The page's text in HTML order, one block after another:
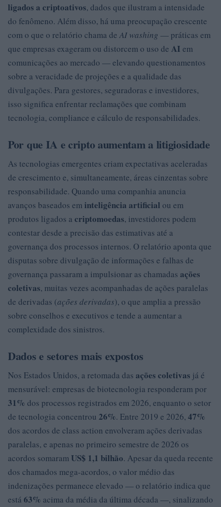
ligados a criptoativos, dados que ilustram a intensidade
do fenômeno. Além disso, há uma preocupação crescente
com o que o relatório chama deAI washing — práticas em
que empresas exageram ou distorcem o uso de AI em
comunicações ao mercado — elevando questionamentos
sobre a veracidade de projeções e a qualidade das
divulgações. Para gestores, seguradoras e investidores,
isso significa enfrentar reclamações que combinam
tecnologia, compliance e cálculo de responsabilidades.
Por que IA e cripto aumentam a litigiosidade
As tecnologias emergentes criam expectativas aceleradas
de crescimento e, simultaneamente, áreas cinzentas sobre
responsabilidade. Quando uma companhia anuncia
avanços baseados eminteligência artificial ou em
produtos ligados a criptomoedas, investidores podem
contestar desde a precisão das estimativas até a
governança dos processos internos. O relatório aponta que
disputas sobre divulgação de informações e falhas de
governança passaram a impulsionar as chamadas açōes
coletivas, muitas vezes acompanhadas de ações paralelas
de derivadas (ações derivadas), o que amplia a pressão
sobre conselhos e executivos e tende a aumentar a
complexidade dos sinistros.
Dados e setores mais expostos
Nos Estados Unidos, a retomada das açōes coletivas já é
mensurável: empresas de biotecnologia responderam por
31% dos processos registrados em 2026, enquanto o setor
de tecnologia concentrou 26%. Entre 2019 e 2026, 47%
dos acordos de class action envolveram ações derivadas
paralelas, e apenas no primeiro semestre de 2026 os
acordos somaram US$ 1,1 bilhão. Apesar da queda recente
dos chamados mega-acordos, o valor médio das
indenizações permanece elevado — o relatório indica que
está 63% acima da média da última década —, sinalizando